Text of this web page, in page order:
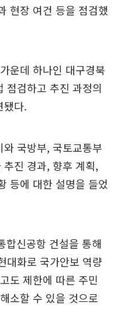
현장 여건 등을 점검했
운데 하나인 대구경북
점검하고 추진 과정의
됐다.
국방부, 국토교통부
진 경과, 향후 계획,
등에 대한 설명을 들었
합신공항 건설을 통해
대화로 국가안보 역량
도 제한에 따른 주민
소할 수 있을 것으로